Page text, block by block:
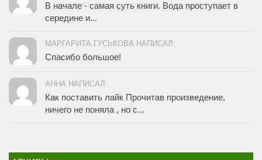
В начале - самая суть книги. Вода проступает в
середине и...
МАРГАРИТА ГУСЬКОВА НАПИСАЛ:
Спасибо большое!
АННА НАПИСАЛ:
Как поставить лайк Прочитав произведение,
ничего не поняла , но с...